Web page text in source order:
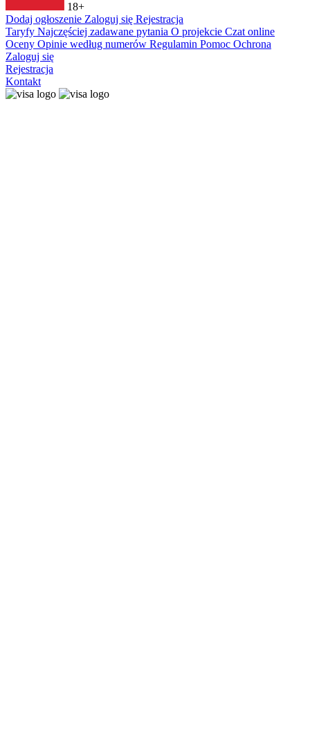
18+
Dodaj ogłoszenie Zaloguj się Rejestracja
Taryfy Najczęściej zadawane pytania O projekcie Czat online
Oceny Opinie według numerów Regulamin Pomoc Ochrona
Zaloguj się
Rejestracja
Kontakt